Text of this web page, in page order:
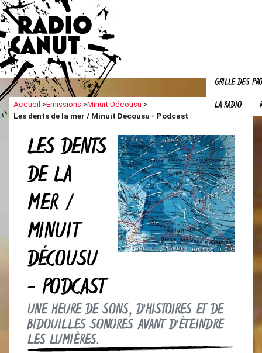
GRILLE DES
LA RADIO
Accueil >Emissions >Minuit Décousu >
Les dents de la mer / Minuit Décousu - Podcast
LES DENTS
DE LA
MER /
MINUIT
DÉCOUSU
- PODCAST
UNE HEURE DE SONS, D’HISTOIRES ET DE
BIDOUILLES SONORES AVANT D’ÉTEINDRE
LES LUMIÈRES.